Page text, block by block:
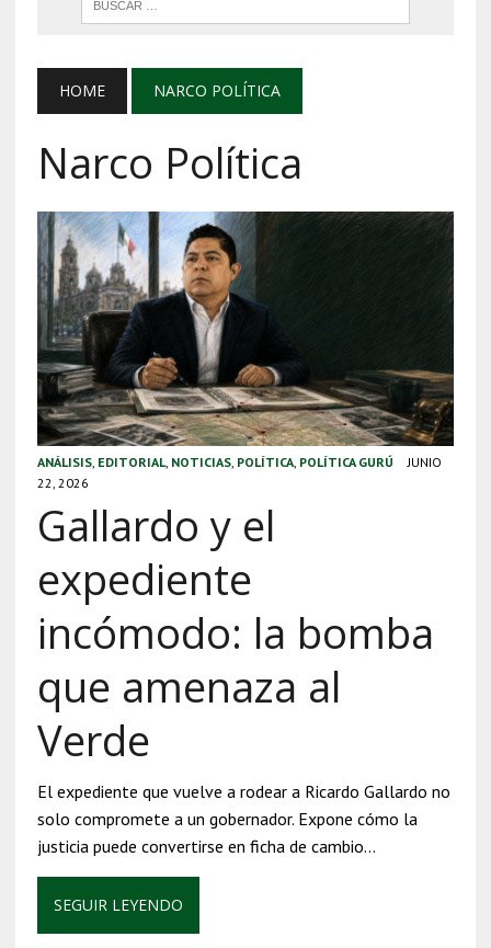
HOME NARCO POLÍTICA
Narco Política
ANÁLISIS, EDITORIAL, NOTICIAS, POLÍTICA, POLÍTICA GURÚ
JUNIO
22, 2026
Gallardo y el
expediente
incómodo: la bomba
que amenaza al
Verde
El expediente que vuelve a rodear a Ricardo Gallardo no
solo compromete a un gobernador. Expone cómo la
justicia puede convertirse en ficha de cambio…
SEGUIR LEYENDO